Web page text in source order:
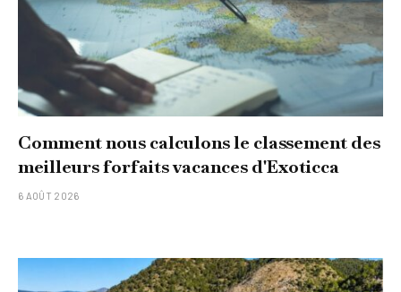
Comment nous calculons le classement des
meilleurs forfaits vacances d'Exoticca
6 AOÛT 2026